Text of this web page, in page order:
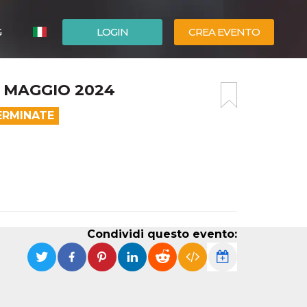
LOGIN CREA EVENTO
ENGLISH
MAGGIO 2024
Condividi questo evento: